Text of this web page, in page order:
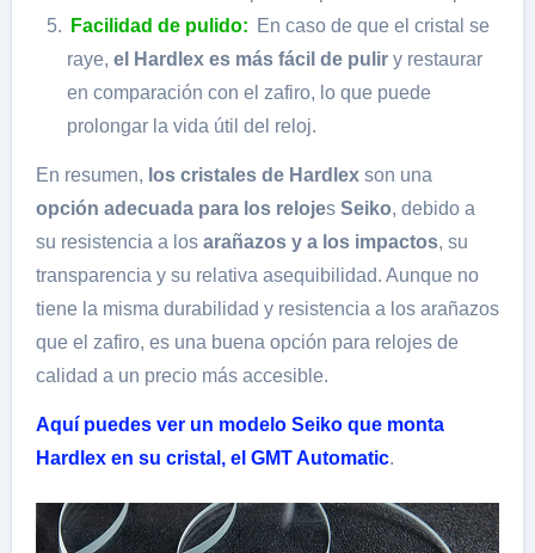
Facilidad de pulido: En caso de que el cristal se
raye, el Hardlex es más fácil de puliry restaurar
en comparación con el zafiro, lo que puede
prolongar la vida útil del reloj.
En resumen, los cristales de Hardlexson una
opción adecuada para los relojes Seiko, debido a
su resistencia a los arañazos y a los impactos, su
transparencia y su relativa asequibilidad. Aunque no
tiene la misma durabilidad y resistencia a los arañazos
que el zafiro, es una buena opción para relojes de
calidad a un precio más accesible.
Aquí puedes ver un modelo Seiko que monta
Hardlex en su cristal, el GMT Automatic.